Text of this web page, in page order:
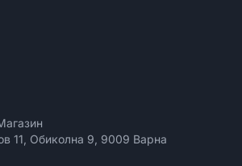
11, Обиколна 9, 9009 Варна